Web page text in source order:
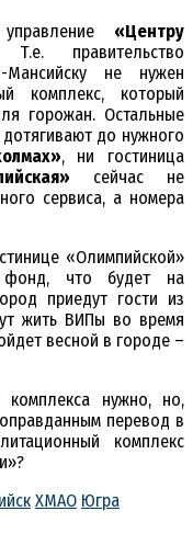
«Центру
правительство
не нужен
комплекс, который
горожан. Остальные
до нужного
, ни гостиница
сейчас не
сервиса, а номера
«Олимпийской»
фонд, что будет на
приедут гости из
жить ВИПы во время
весной в городе –
нужно, но,
перевод в
комплекс
ХМАО Югра